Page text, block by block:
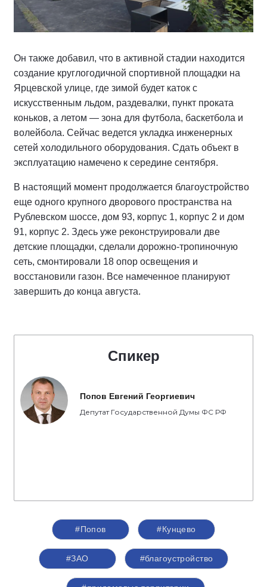
Он также добавил, что в активной стадии находится
создание круглогодичной спортивной площадки на
Ярцевской улице, где зимой будет каток с
искусственным льдом, раздевалки, пункт проката
коньков, а летом — зона для футбола, баскетбола и
волейбола. Сейчас ведется укладка инженерных
сетей холодильного оборудования. Сдать объект в
эксплуатацию намечено к середине сентября.
В настоящий момент продолжается благоустройство
еще одного крупного дворового пространства на
Рублевском шоссе, дом 93, корпус 1, корпус 2 и дом
91, корпус 2. Здесь уже реконструировали две
детские площадки, сделали дорожно-тропиночную
сеть, смонтировали 18 опор освещения и
восстановили газон. Все намеченное планируют
завершить до конца августа.
Спикер
Попов Евгений Георгиевич
Депутат Государственной Думы ФС РФ
#Попов #Кунцево
#ЗАО #благоустройство